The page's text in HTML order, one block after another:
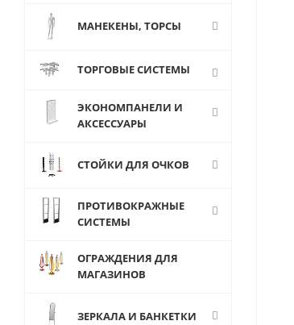
МАНЕКЕНЫ, ТОРСЫ
ТОРГОВЫЕ СИСТЕМЫ
ЭКОНОМПАНЕЛИ И
АКСЕССУАРЫ
СТОЙКИ ДЛЯ ОЧКОВ
ПРОТИВОКРАЖНЫЕ
СИСТЕМЫ
ОГРАЖДЕНИЯ ДЛЯ
МАГАЗИНОВ
ЗЕРКАЛА И БАНКЕТКИ